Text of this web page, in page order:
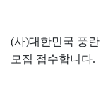
본문
(사)대한민국 풍
모집 접수합니다.